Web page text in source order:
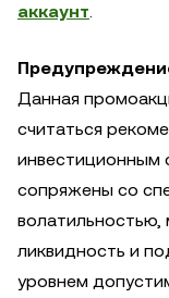
аккаунт.
Данная
считаться
инвестиционным
сопряжены со
волатильностью,
ликвидность и
уровнем